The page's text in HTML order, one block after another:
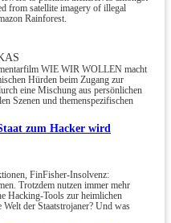
from satellite imagery of illegal
Rainforest.
WIE WIR WOLLEN macht
Hürden beim Zugang zur
eine Mischung aus persönlichen
Szenen und themenspezifischen
zum Hacker wird
FinFisher-Insolvenz:
Trotzdem nutzen immer mehr
Hacking-Tools zur heimlichen
der Staatstrojaner? Und was